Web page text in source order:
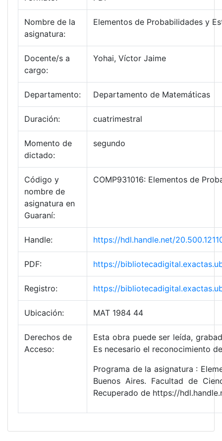
Nombre de la
asignatura:
Elementos de Probabilidades y
Docente/s a
cargo:
Yohai, Víctor Jaime
Departamento: Departamento de Matemáticas
Duración: cuatrimestral
Momento de
dictado:
segundo
Código y
nombre de
asignatura en
Guaraní:
COMP931016: Elementos de
Handle: https://hdl.handle.net/
PDF: https://
Registro: https://
Ubicación: MAT 1984 44
Derechos de
Acceso:
Esta obra puede ser leída,
Es necesario el reconocimiento
Programa de la asignatura :
Buenos Aires. Facultad de
Recuperado de https://